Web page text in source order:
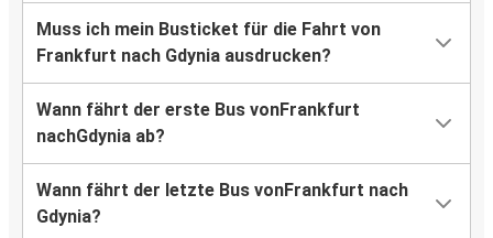
Muss ich mein Busticket für die Fahrt von
Frankfurt nach Gdynia ausdrucken?
Wann fährt der erste Bus vonFrankfurt
nachGdynia ab?
Wann fährt der letzte Bus vonFrankfurt nach
Gdynia?